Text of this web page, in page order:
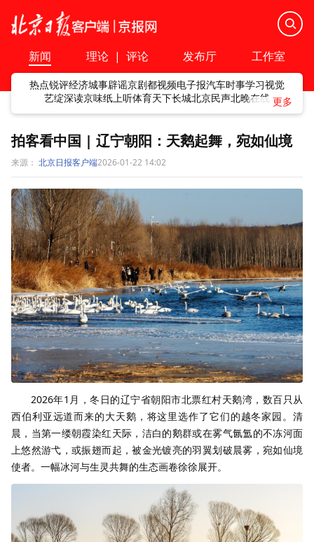
新闻 理论 | 评论 发布厅 工作室
热点锐评经济城事辟谣京剧都视频电子报汽车时事学习视觉
艺绽深读京味纸上听体育天下长城北京民声北晚在线
拍客看中国 | 辽宁朝阳：天鹅起舞，宛如仙境
来源： 北京日报客户端2026-01-22 14:02
2026年1月，冬日的辽宁省朝阳市北票红村天鹅湾，数百只从
西伯利亚远道而来的大天鹅，将这里选作了它们的越冬家园。清
晨，当第一缕朝霞染红天际，洁白的鹅群或在雾气氤氲的不冻河面
上悠然游弋，或振翅而起，被金光镀亮的羽翼划破晨雾，宛如仙境
使者。一幅冰河与生灵共舞的生态画卷徐徐展开。